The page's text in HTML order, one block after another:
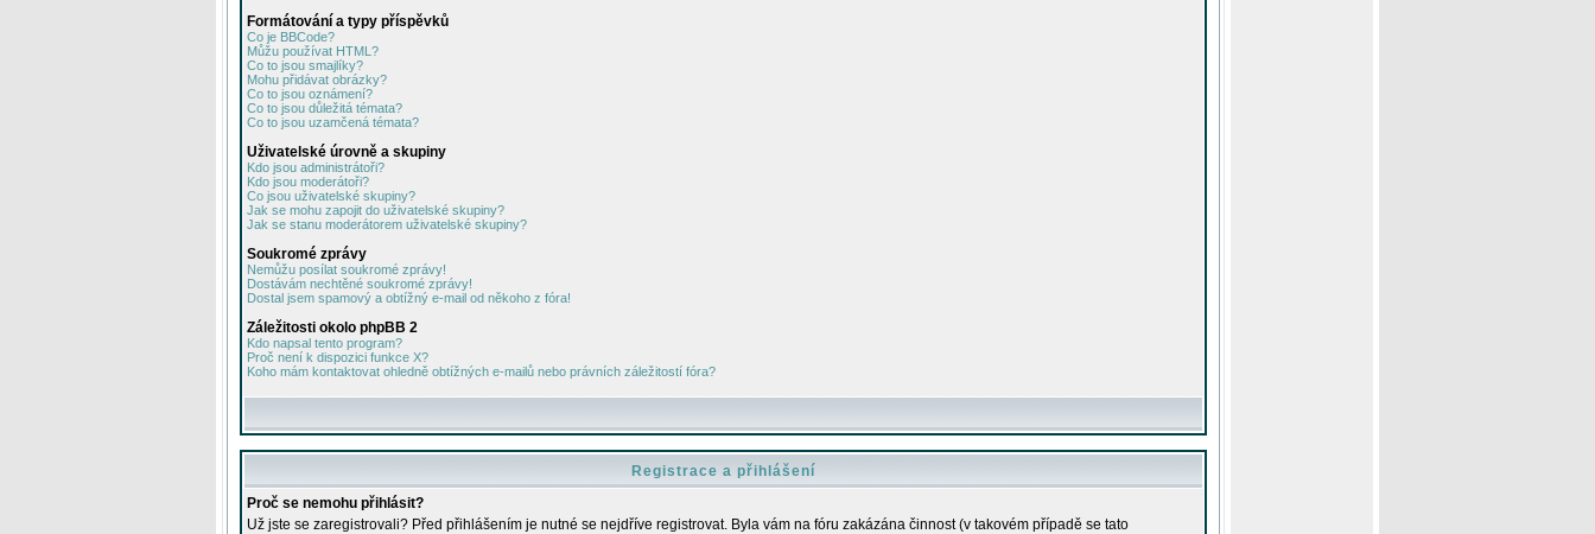
Formátování a typy příspěvků
Co je BBCode?
Můžu používat HTML?
Co to jsou smajlíky?
Mohu přidávat obrázky?
Co to jsou oznámení?
Co to jsou důležitá témata?
Co to jsou uzamčená témata?
Uživatelské úrovně a skupiny
Kdo jsou administrátoři?
Kdo jsou moderátoři?
Co jsou uživatelské skupiny?
Jak se mohu zapojit do uživatelské skupiny?
Jak se stanu moderátorem uživatelské skupiny?
Soukromé zprávy
Nemůžu posílat soukromé zprávy!
Dostávám nechtěné soukromé zprávy!
Dostal jsem spamový a obtížný e-mail od někoho z fóra!
Záležitosti okolo phpBB 2
Kdo napsal tento program?
Proč není k dispozici funkce X?
Koho mám kontaktovat ohledně obtížných e-mailů nebo právních záležitostí fóra?
Registrace a přihlášení
Proč se nemohu přihlásit?
Už jste se zaregistrovali? Před přihlášením je nutné se nejdříve registrovat. Byla vám na fóru zakázána činnost (v takovém případě se tato